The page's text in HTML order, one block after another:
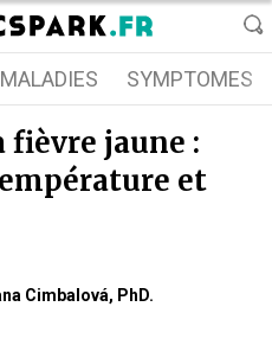
MALADIES SYMPTOMES
jaune :
et
Cimbalová, PhD.